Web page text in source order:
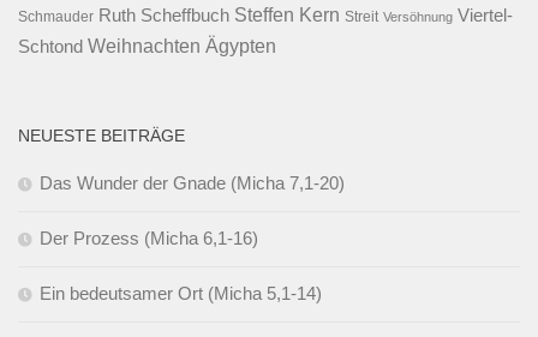
Schmauder Ruth Scheffbuch Steffen Kern Streit Versöhnung Viertel-
Schtond Weihnachten Ägypten
NEUESTE BEITRÄGE
Das Wunder der Gnade (Micha 7,1-20)
Der Prozess (Micha 6,1-16)
Ein bedeutsamer Ort (Micha 5,1-14)